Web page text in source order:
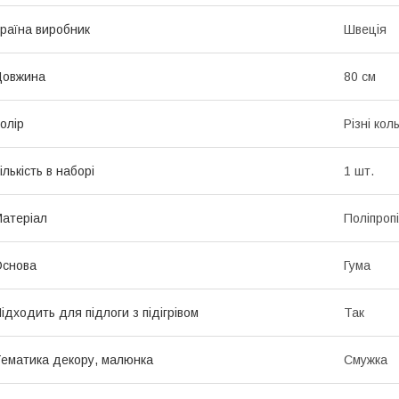
виробник Швеція
80 см
Різні
в наборі 1 шт.
Гума
для підлоги з підігрівом Так
декору, малюнка Смужка